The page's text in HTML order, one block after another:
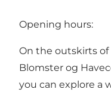
Opening hours:
On the outskirts of
Blomster og
you can explore a